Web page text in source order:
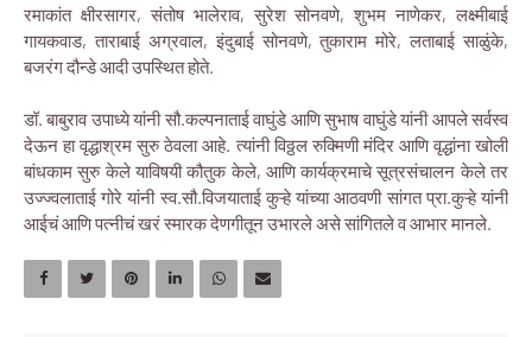
रमाकांत क्षीरसागर, संतोष भालेराव, सुरेश सोनवणे, शुभम नाणेकर, लक्ष्मीबाई
गायकवाड, ताराबाई अग्रवाल, इंदुबाई सोनवणे, तुकाराम मोरे, लताबाई साळुंके,
बजरंग दौन्डे आदी उपस्थित होते.
डॉ. बाबुराव उपाध्ये यांनी सौ.कल्पनाताई वाघुंडे आणि सुभाष वाघुंडे यांनी आपले सर्वस्व
देऊन हा वृद्धाश्रम सुरु ठेवला आहे. त्यांनी विठ्ठल रुक्मिणी मंदिर आणि वृद्धांना खोली
बांधकाम सुरु केले याविषयी कौतुक केले, आणि कार्यक्रमाचे सूत्रसंचालन केले तर
उज्ज्वलाताई गोरे यांनी स्व.सौ.विजयाताई कुऱ्हे यांच्या आठवणी सांगत प्रा.कुऱ्हे यांनी
आईचं आणि पत्नीचं खरं स्मारक देणगीतून उभारले असे सांगितले व आभार मानले.